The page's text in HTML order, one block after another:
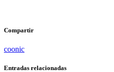
Compartir
coonic
Entradas relacionadas